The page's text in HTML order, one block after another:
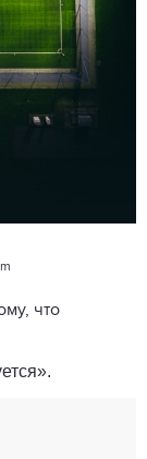
что